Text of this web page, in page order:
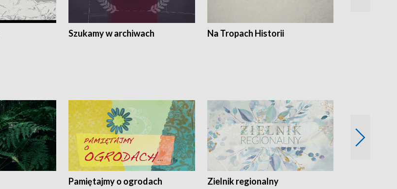
Szukamy w archiwach Na Tropach Historii
Pamiętajmy o ogrodach Zielnik regionalny